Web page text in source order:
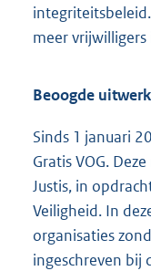
meer
Beoogde
Sinds 1 januari
Gratis VOG.
Justis, in
Veiligheid. In
organisaties
ingeschreven bij